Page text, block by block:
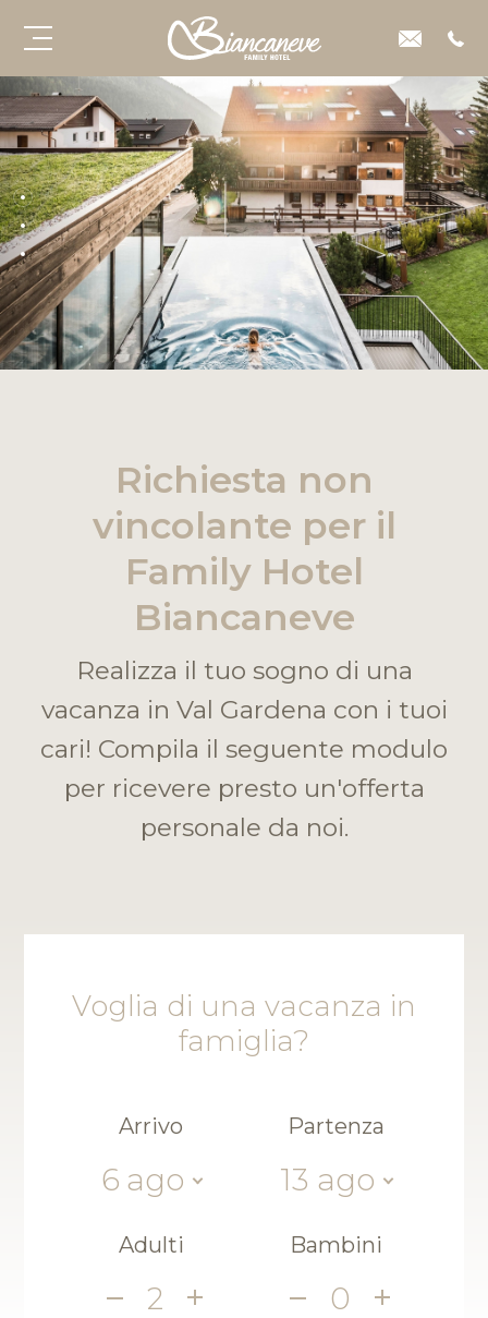
Richiesta non
vincolante per il
Family Hotel
Biancaneve
Realizza il tuo sogno di una
vacanza in Val Gardena con i tuoi
cari! Compila il seguente modulo
per ricevere presto un'offerta
personale da noi.
Voglia di una vacanza in
famiglia?
Arrivo
6 ago
Partenza
13 ago
Adulti
2
Bambini
0